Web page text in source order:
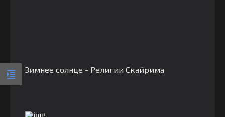
Зимнее солнце - Религии Скайрима